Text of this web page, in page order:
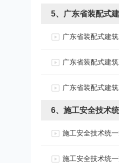
5、广东省装配式
广东省装配式建
广东省装配式建
广东省装配式建
6、施工安全技术
施工安全技术统
施工安全技术统